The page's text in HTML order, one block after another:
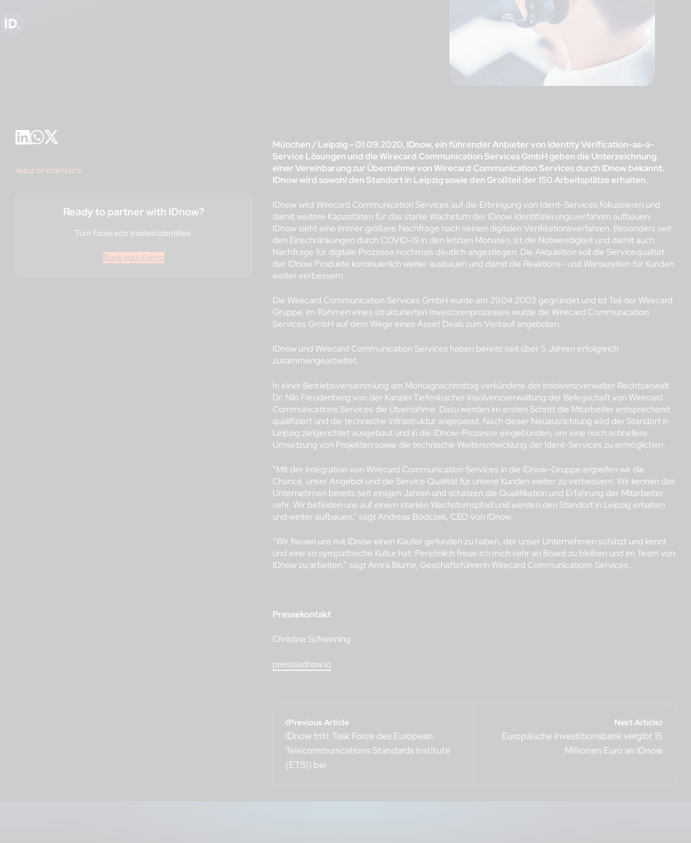
TABLE OF CONTENTS
Ready to partner with IDnow?
Turn faces into trusted identities.
Book your Demo
München / Leipzig – 01.09.2020, IDnow, ein führender Anbieter von Identity Verification-as-a-
Service Lösungen und die Wirecard Communication Services GmbH geben die Unterzeichnung
einer Vereinbarung zur Übernahme von Wirecard Communication Services durch IDnow bekannt.
IDnow wird sowohl den Standort in Leipzig sowie den Großteil der 150 Arbeitsplätze erhalten.
IDnow wird Wirecard Communication Services auf die Erbringung von Ident-Services fokussieren und
damit weitere Kapazitäten für das starke Wachstum der IDnow Identifizierungsverfahren aufbauen.
IDnow sieht eine immer größere Nachfrage nach seinen digitalen Verifikationsverfahren. Besonders seit
den Einschränkungen durch COVID-19 in den letzten Monaten, ist die Notwendigkeit und damit auch
Nachfrage für digitale Prozesse nochmals deutlich angestiegen. Die Akquisition soll die Servicequalität
der IDnow Produkte kontinuierlich weiter ausbauen und damit die Reaktions- und Wartezeiten für Kunden
weiter verbessern.
Die Wirecard Communication Services GmbH wurde am 29.04.2003 gegründet und ist Teil der Wirecard
Gruppe. Im Rahmen eines strukturierten Investorenprozesses wurde die Wirecard Communication
Services GmbH auf dem Wege eines Asset Deals zum Verkauf angeboten.
IDnow und Wirecard Communication Services haben bereits seit über 5 Jahren erfolgreich
zusammengearbeitet.
In einer Betriebsversammlung am Montagnachmittag verkündete der Insolvenzverwalter Rechtsanwalt
Dr. Nils Freudenberg von der Kanzlei Tiefenbacher Insolvenzverwaltung der Belegschaft von Wirecard
Communications Services die Übernahme. Dazu werden im ersten Schritt die Mitarbeiter entsprechend
qualifiziert und die technische Infrastruktur angepasst. Nach dieser Neuausrichtung wird der Standort in
Leipzig zielgerichtet ausgebaut und in die IDnow-Prozesse eingebunden, um eine noch schnellere
Umsetzung von Projekten sowie die technische Weiterentwicklung der Ident-Services zu ermöglichen.
“Mit der Integration von Wirecard Communication Services in die IDnow-Gruppe ergreifen wir die
Chance, unser Angebot und die Service Qualität für unsere Kunden weiter zu verbessern. Wir kennen das
Unternehmen bereits seit einigen Jahren und schätzen die Qualifikation und Erfahrung der Mitarbeiter
sehr. Wir befinden uns auf einem starken Wachstumspfad und werden den Standort in Leipzig erhalten
und weiter aufbauen.“ sagt Andreas Bodczek, CEO von IDnow.
“Wir freuen uns mit IDnow einen Käufer gefunden zu haben, der unser Unternehmen schätzt und kennt
und eine so sympathische Kultur hat. Persönlich freue ich mich sehr an Board zu bleiben und im Team von
IDnow zu arbeiten.“ sagt Amra Blume, Geschäftsführerin Wirecard Communications Services.
Pressekontakt
Christina Schwinning
press@idnow.io
Previous Article
IDnow tritt Task Force des European
Telecommunications Standards Institute
(ETSI) bei
Next Article
Europäische Investitionsbank vergibt 15
Millionen Euro an IDnow